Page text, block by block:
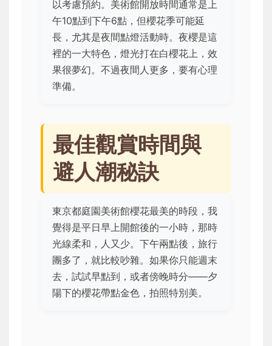
以考慮預約。美術館開放時間通常是上
午10點到下午6點，但櫻花季可能延
長，尤其是夜間點燈活動時。夜櫻是這
裡的一大特色，燈光打在白櫻花上，效
果很夢幻。不過夜間人更多，要有心理
準備。
最佳觀賞時間與
避人潮秘訣
東京都庭園美術館櫻花最美的時段，我
覺得是平日早上開館後的一小時，那時
光線柔和，人又少。下午兩點後，旅行
團多了，就比較吵雜。如果你只能週末
去，試試早點到，或者傍晚時分——夕
陽下的櫻花帶點金色，拍照特別美。